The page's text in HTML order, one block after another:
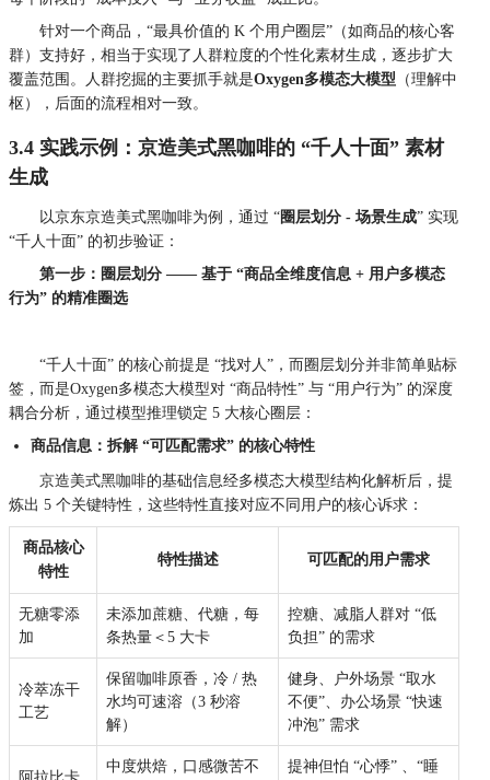
针对一个商品，“最具价值的 K 个用户圈层”（如商品的核心客
群）支持好，相当于实现了人群粒度的个性化素材生成，逐步扩大
覆盖范围。人群挖掘的主要抓手就是Oxygen多模态大模型 （理解中
枢），后面的流程相对一致。
3.4 实践示例：京造美式黑咖啡的 “千人十面” 素材
生成
以京东京造美式黑咖啡为例，通过 “圈层划分 - 场景生成” 实现
“千人十面” 的初步验证：
第一步：圈层划分 —— 基于 “商品全维度信息 + 用户多模态
行为” 的精准圈选
“千人十面” 的核心前提是 “找对人”，而圈层划分并非简单贴标
签，而是Oxygen多模态大模型对 “商品特性” 与 “用户行为” 的深度
耦合分析，通过模型推理锁定 5 大核心圈层：
商品信息：拆解 “可匹配需求” 的核心特性
京造美式黑咖啡的基础信息经多模态大模型结构化解析后，提
炼出 5 个关键特性，这些特性直接对应不同用户的核心诉求：
商品核心
特性
特性描述 可匹配的用户需求
无糖零添
加
未添加蔗糖、代糖，每
条热量＜5 大卡
控糖、减脂人群对 “低
负担” 的需求
冷萃冻干
工艺
保留咖啡原香，冷 / 热
水均可速溶（3 秒溶
解）
健身、户外场景 “取水
不便”、办公场景 “快速
冲泡” 需求
中度烘焙，口感微苦不
提神但怕 “心悸” 、“睡